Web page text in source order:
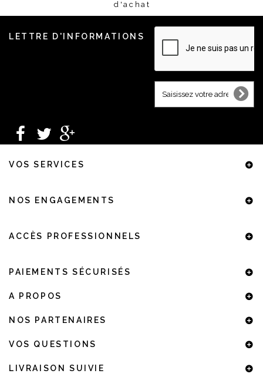
d'achat
LETTRE D'INFORMATIONS
VOS SERVICES
NOS ENGAGEMENTS
ACCÈS PROFESSIONNELS
PAIEMENTS SÉCURISÉS
A PROPOS
NOS PARTENAIRES
VOS QUESTIONS
LIVRAISON SUIVIE